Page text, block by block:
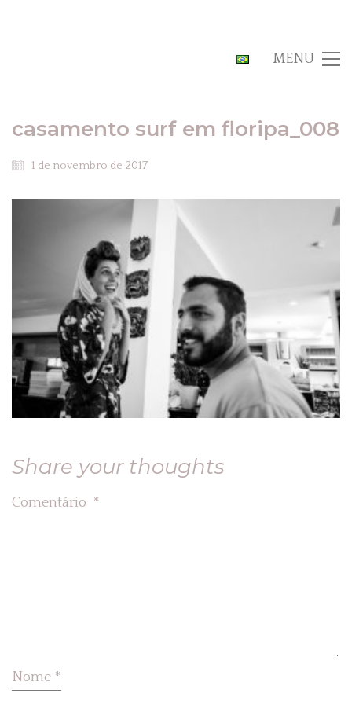
MENU
casamento surf em floripa_008
1 de novembro de 2017
Share your thoughts
Comentário *
Nome *